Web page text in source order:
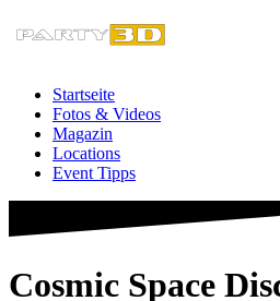
Inhalt
Startseite
Fotos & Videos
Magazin
Locations
Event Tipps
Cosmic Space